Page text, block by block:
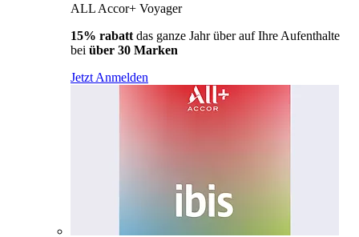
ALL Accor+ Voyager
15% rabatt das ganze Jahr über auf Ihre Aufenthalte
bei über 30 Marken
Jetzt Anmelden